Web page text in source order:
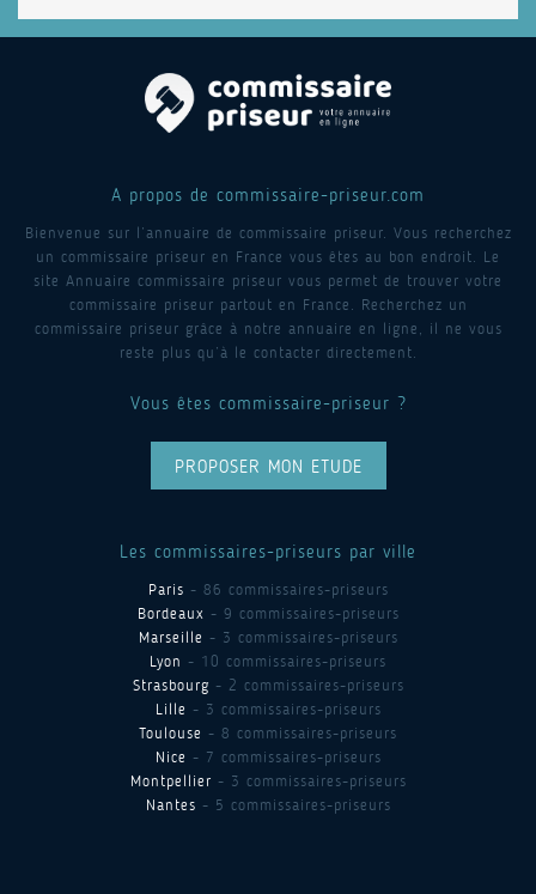
A propos de commissaire-priseur.com
Bienvenue sur l’annuaire de commissaire priseur. Vous recherchez
un commissaire priseur en France vous êtes au bon endroit. Le
site Annuaire commissaire priseur vous permet de trouver votre
commissaire priseur partout en France. Recherchez un
commissaire priseur grâce à notre annuaire en ligne, il ne vous
reste plus qu’à le contacter directement.
Vous êtes commissaire-priseur ?
PROPOSER MON ETUDE
Les commissaires-priseurs par ville
Paris - 86 commissaires-priseurs
Bordeaux - 9 commissaires-priseurs
Marseille - 3 commissaires-priseurs
Lyon - 10 commissaires-priseurs
Strasbourg - 2 commissaires-priseurs
Lille - 3 commissaires-priseurs
Toulouse - 8 commissaires-priseurs
Nice - 7 commissaires-priseurs
Montpellier - 3 commissaires-priseurs
Nantes - 5 commissaires-priseurs